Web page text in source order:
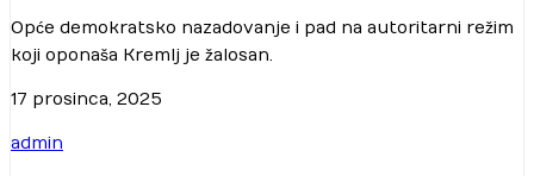
Opće demokratsko nazadovanje i pad na autoritarni režim
koji oponaša Kremlj je žalosan.
17 prosinca, 2025
admin